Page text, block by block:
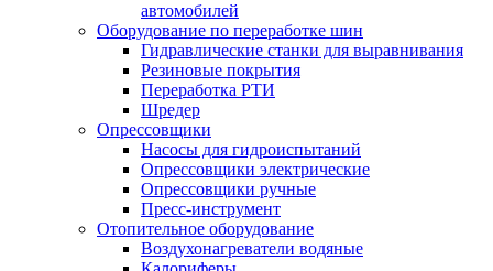
автомобилей
Оборудование по переработке шин
Гидравлические станки для выравнивания
Резиновые покрытия
Переработка РТИ
Шредер
Опрессовщики
Насосы для гидроиспытаний
Опрессовщики электрические
Опрессовщики ручные
Пресс-инструмент
Отопительное оборудование
Воздухонагреватели водяные